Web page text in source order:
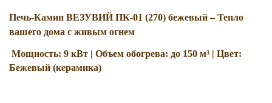
Печь-Камин ВЕЗУВИЙ ПК-01 (270) бежевый – Тепло
вашего дома с живым огнем
Мощность: 9 кВт | Объем обогрева: до 150 м³ | Цвет:
Бежевый (керамика)